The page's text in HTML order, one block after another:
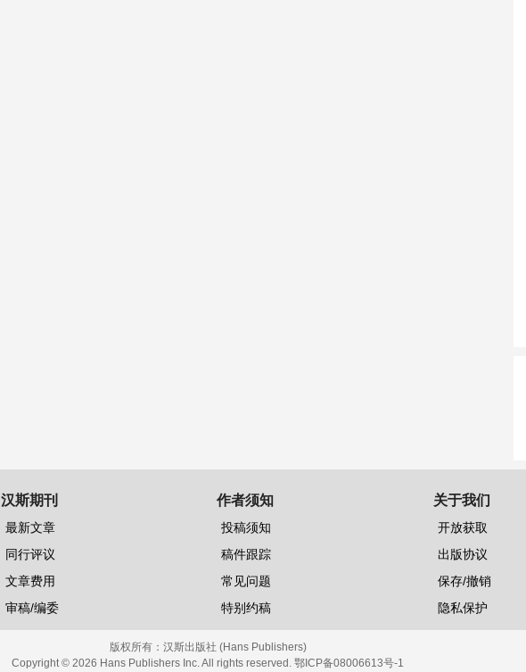
汉斯期刊
最新文章
同行评议
文章费用
审稿/编委
作者须知
投稿须知
稿件跟踪
常见问题
特别约稿
关于我们
开放获取
出版协议
保存/撤销
隐私保护
版权所有： 汉斯出版社 (Hans Publishers)
Copyright © 2026 Hans Publishers Inc. All rights reserved. 鄂ICP备08006613号-1